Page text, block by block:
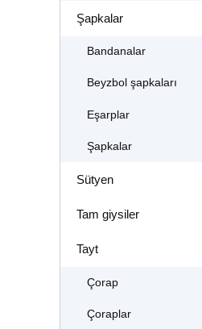
Şapkalar
Bandanalar
Beyzbol şapkaları
Eşarplar
Şapkalar
Sütyen
Tam giysiler
Tayt
Çorap
Çoraplar